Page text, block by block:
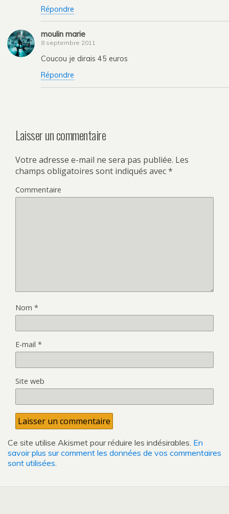
Répondre
moulin marie
8 septembre 2011
Coucou je dirais 45 euros
Répondre
Laisser un commentaire
Votre adresse e-mail ne sera pas publiée. Les
champs obligatoires sont indiqués avec*
Commentaire
Nom *
E-mail *
Site web
Ce site utilise Akismet pour réduire les indésirables. En
savoir plus sur comment les données de vos commentaires
sont utilisées.